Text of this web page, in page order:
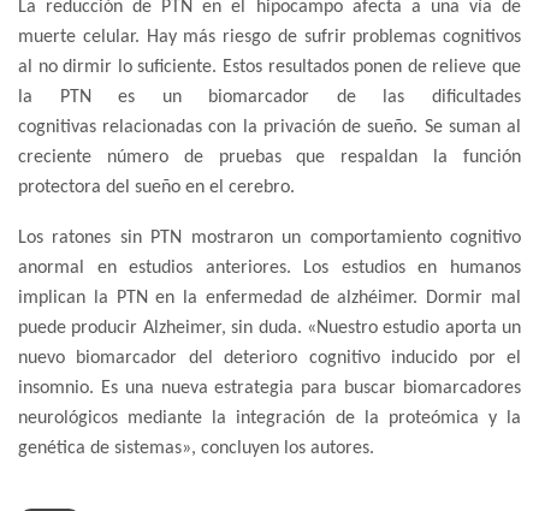
La reducción de PTN en el hipocampo afecta a una vía de
muerte celular. Hay más riesgo de sufrir problemas cognitivos
al no dirmir lo suficiente. Estos resultados ponen de relieve que
la PTN es un biomarcador de las dificultades
cognitivas relacionadas con la privación de sueño. Se suman al
creciente número de pruebas que respaldan la función
protectora del sueño en el cerebro.
Los ratones sin PTN mostraron un comportamiento cognitivo
anormal en estudios anteriores. Los estudios en humanos
implican la PTN en la enfermedad de alzhéimer. Dormir mal
puede producir Alzheimer, sin duda. «Nuestro estudio aporta un
nuevo biomarcador del deterioro cognitivo inducido por el
insomnio. Es una nueva estrategia para buscar biomarcadores
neurológicos mediante la integración de la proteómica y la
genética de sistemas», concluyen los autores.